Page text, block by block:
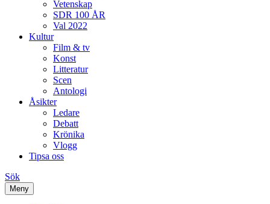
Vetenskap
SDR 100 ÅR
Val 2022
Kultur
Film & tv
Konst
Litteratur
Scen
Antologi
Åsikter
Ledare
Debatt
Krönika
Vlogg
Tipsa oss
Sök
Meny